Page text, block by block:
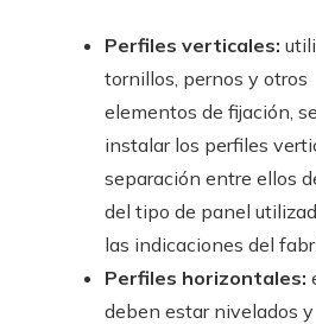
Perfiles verticales:
tornillos, pernos y otros
elementos de fijación,
instalar los perfiles
separación entre ellos
del tipo de panel
las indicaciones del
Perfiles horizontales:
deben estar nivelados y